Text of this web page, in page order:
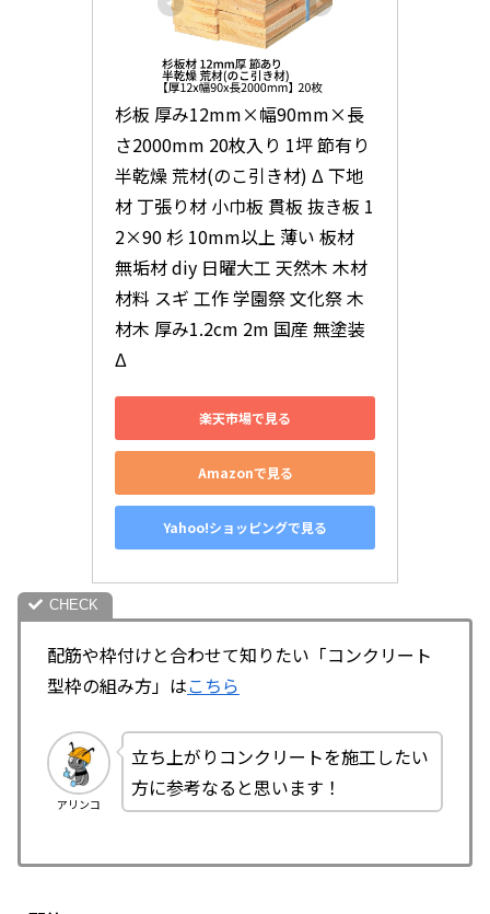
杉板 厚み12mm×幅90mm×長
さ2000mm 20枚入り 1坪 節有り
半乾燥 荒材(のこ引き材) Δ 下地
材 丁張り材 小巾板 貫板 抜き板 1
2×90 杉 10mm以上 薄い 板材
無垢材 diy 日曜大工 天然木 木材
材料 スギ 工作 学園祭 文化祭 木
材木 厚み1.2cm 2m 国産 無塗装
Δ
楽天市場で見る
Amazonで見る
Yahoo!ショッピングで見る
配筋や枠付けと合わせて知りたい「コンクリート
型枠の組み方」はこちら
アリンコ
立ち上がりコンクリートを施工したい
方に参考なると思います！